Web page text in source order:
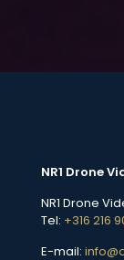
NR1 Drone
NR1 Drone
Tel: +316 216
E-mail: